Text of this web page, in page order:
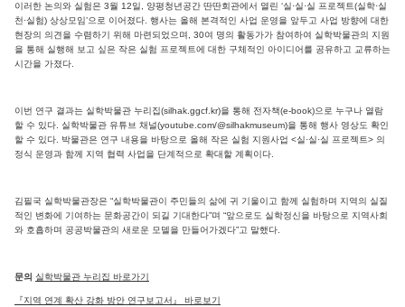
이러한 논의와 실험은 3월 12일, 양평청년공간 딴딴회관에서 열린 ‘실·실·실 프로젝트(실학·실
천·실험) 상상모임’으로 이어졌다. 행사는 올해 본격적인 사업 운영을 앞두고 사업 방향에 대한
현장의 의견을 수렴하기 위해 마련되었으며, 30여 명의 활동가가 참여하여 실학박물관의 지원
을 통해 실행해 보고 싶은 작은 실험 프로젝트에 대한 구체적인 아이디어를 공유하고 교류하는
시간을 가졌다.
이번 연구 결과는 실학박물관 누리집(silhak.ggcf.kr)을 통해 전자책(e-book)으로 누구나 열람
할 수 있다. 실학박물관 유튜브 채널(youtube.com/@silhakmuseum)을 통해 행사 영상도 확인
할 수 있다. 박물관은 연구 내용을 바탕으로 올해 작은 실험 지원사업 <실·실·실 프로젝트> 의
정식 운영과 함께 지역 협력 사업을 단계적으로 확대할 계획이다.
김필국 실학박물관장은 “실학박물관이 주민들의 삶에 귀 기울이고 함께 실험하며 지역의 실질
적인 변화에 기여하는 문화공간이 되길 기대한다”며 “앞으로도 실학정신을 바탕으로 지역사회
와 호흡하며 공공박물관의 새로운 모델을 만들어가겠다”고 말했다.
문의 실학박물관 누리집 바로가기
『지역 연계 확산 강화 방안 연구보고서』 바로보기